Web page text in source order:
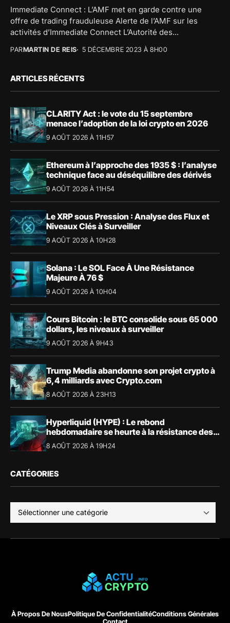
Immediate Connect : L’AMF met en garde contre une
offre de trading frauduleuse Alerte de l’AMF sur les
activités d’Immediate Connect L’Autorité des...
PARMARTIN DE REIS 5 DÉCEMBRE 2023 À 8H00
ARTICLES RÉCENTS
CLARITY Act : le vote du 15 septembre
menace l’adoption de la loi crypto en 2026
9 AOÛT 2026 À 11H57
Ethereum à l’approche des 1935 $ : l’analyse
technique face au déséquilibre des dérivés
9 AOÛT 2026 À 11H54
Le XRP sous Pression : Analyse des Flux et
Niveaux Clés à Surveiller
9 AOÛT 2026 À 10H28
Solana : Le SOL Face À Une Résistance
Majeure À 76 $
9 AOÛT 2026 À 10H04
Cours Bitcoin : le BTC consolide sous 65 000
dollars, les niveaux à surveiller
9 AOÛT 2026 À 9H43
Trump Media abandonne son projet crypto à
6,4 milliards avec Crypto.com
8 AOÛT 2026 À 23H13
Hyperliquid (HYPE) : Le rebond
hebdomadaire se heurte à la résistance des
57,90 $
8 AOÛT 2026 À 19H24
CATÉGORIES
À Propos De NousPolitique De ConfidentialitéConditions Générales